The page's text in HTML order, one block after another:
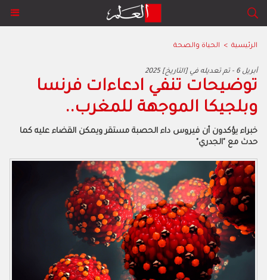
الرئيسية > الحياة والصحة
2025 أبريل 6 - تم تعديله في [التاريخ]
توضيحات تنفي ادعاءات فرنسا
وبلجيكا الموجهة للمغرب..
خبراء يؤكدون أن فيروس داء الحصبة مستقر ويمكن القضاء عليه كما
حدث مع "الجدري"